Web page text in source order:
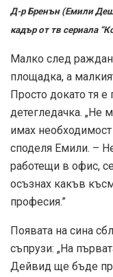
Д-р Бренън (Емили
кадър от тв сериала
Малко след
площадка, а
Просто докато тя е
детегледачка. „Не
имах
споделя Емили. –
работещи в офис,
осъзнах какъв
професия.”
Появата на сина
съпрузи: „На
Дейвид ще бъде